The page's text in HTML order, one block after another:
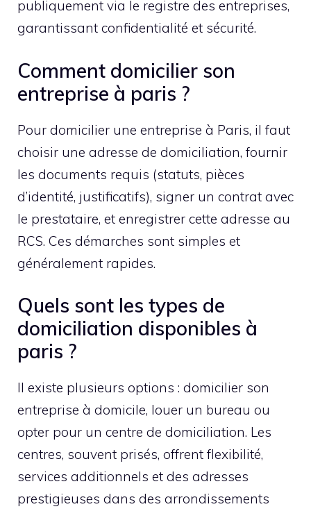
publiquement via le registre des entreprises,
garantissant confidentialité et sécurité.
Comment domicilier son
entreprise à paris ?
Pour domicilier une entreprise à Paris, il faut
choisir une adresse de domiciliation, fournir
les documents requis (statuts, pièces
d’identité, justificatifs), signer un contrat avec
le prestataire, et enregistrer cette adresse au
RCS. Ces démarches sont simples et
généralement rapides.
Quels sont les types de
domiciliation disponibles à
paris ?
Il existe plusieurs options : domicilier son
entreprise à domicile, louer un bureau ou
opter pour un centre de domiciliation. Les
centres, souvent prisés, offrent flexibilité,
services additionnels et des adresses
prestigieuses dans des arrondissements